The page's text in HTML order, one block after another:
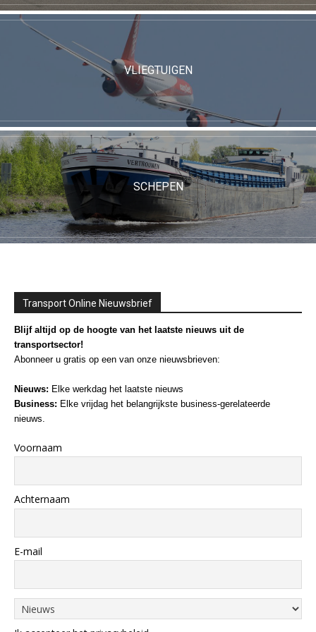
VLIEGTUIGEN
SCHEPEN
Transport Online Nieuwsbrief
Blijf altijd op de hoogte van het laatste nieuws uit de
transportsector!
Abonneer u gratis op een van onze nieuwsbrieven:
Nieuws: Elke werkdag het laatste nieuws
Business: Elke vrijdag het belangrijkste business-gerelateerde
nieuws.
Voornaam
Achternaam
E-mail